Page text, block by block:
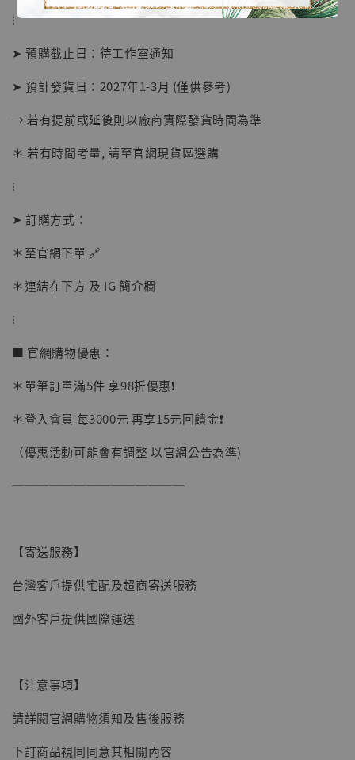
NT$ 1,500
子彈飛 鵝城縣長 張麻子 [BK01]
NT$ 4,980
⁝
➤ 預購截止日：待工作室通知
➤ 預計發貨日：2027年1-3月 (僅供參考)
→ 若有提前或延後則以廠商實際發貨時間為準
＊ 若有時間考量, 請至官網現貨區選購
⁝
➤ 訂購方式：
＊至官網下單 🔗
＊連結在下方 及 IG 簡介欄
⁝
■ 官網購物優惠：
＊單筆訂單滿5件 享98折優惠❗️
＊登入會員 每3000元 再享15元回饋金❗️
（優惠活動可能會有調整 以官網公告為準)
──────────────
【寄送服務】
台灣客戶提供宅配及超商寄送服務
國外客戶提供國際運送
【注意事項】
請詳閱官網購物須知及售後服務
下訂商品視同同意其相關內容